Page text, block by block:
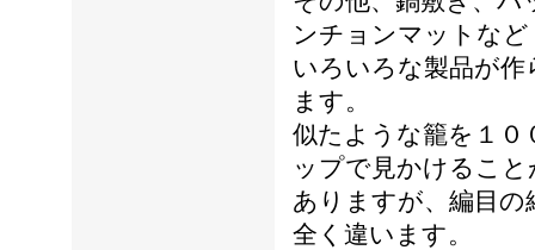
ンチョンマットなど
いろいろな製品が作
ます。
似たような籠を１０
ップで見かけること
ありますが、編目の
全く違います。